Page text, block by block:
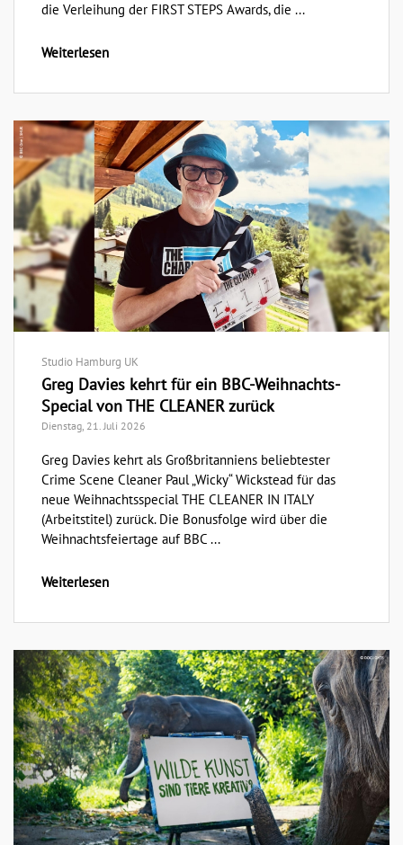
die Verleihung der FIRST STEPS Awards, die ...
Weiterlesen
Studio Hamburg UK
Greg Davies kehrt für ein BBC-Weihnachts-
Special von THE CLEANER zurück
Dienstag, 21. Juli 2026
Greg Davies kehrt als Großbritanniens beliebtester
Crime Scene Cleaner Paul „Wicky“ Wickstead für das
neue Weihnachtsspecial THE CLEANER IN ITALY
(Arbeitstitel) zurück. Die Bonusfolge wird über die
Weihnachtsfeiertage auf BBC ...
Weiterlesen